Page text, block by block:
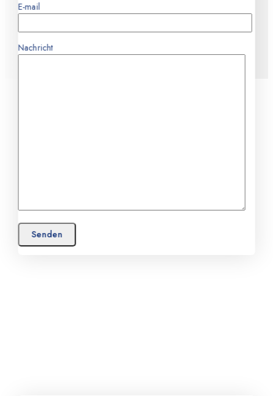
E-mail
Nachricht